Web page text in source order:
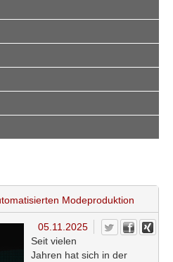
Modeproduktion
05.11.2025
Seit vielen
Jahren hat sich in der